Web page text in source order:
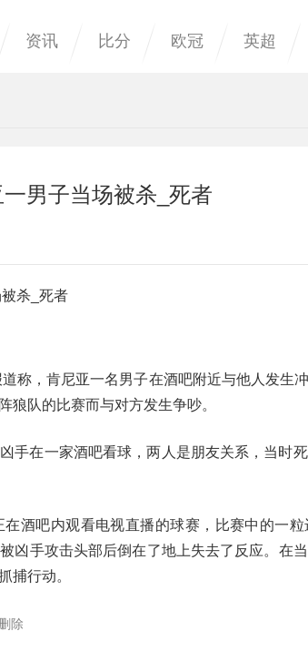
资讯 比分 欧冠 英超
男子当场被杀_死者
杀_死者
称，肯尼亚一名男子在酒吧附近与他人发生
狼队的比赛而与对方发生争吵。
手在一家酒吧看球，两人是朋友关系，当时
酒吧内观看电视直播的球赛，比赛中的一
凶手攻击头部后倒在了地上失去了反应。在
捕行动。
除